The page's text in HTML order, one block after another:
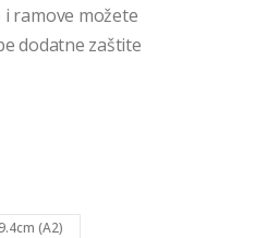
i ramove možete
dodatne zaštite
(A2)